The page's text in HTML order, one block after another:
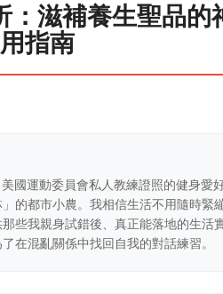
滋補養生聖品的
指南
國運動委員會私人教練證照的健身愛
的都市小農。我相信生活不用隨時緊
些我親身試錯後、真正能落地的生
在混亂關係中找回自我的對話練習。